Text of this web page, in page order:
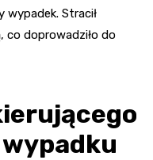
wypadek. Stracił
co doprowadziło do